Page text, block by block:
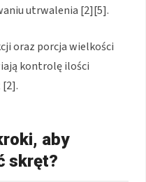
utrwalenia [2][5].
oraz porcja wielkości
kontrolę ilości
aby
skręt?